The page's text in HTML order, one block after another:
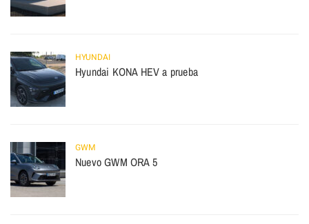
HYUNDAI
Hyundai KONA HEV a prueba
GWM
Nuevo GWM ORA 5